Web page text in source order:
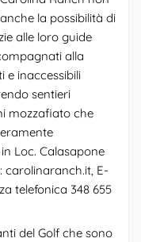
la possibilità di
alle loro guide
alla
e inaccessibili
sentieri
mozzafiato che
Loc. Calasapone
carolinaranch.it , E-
telefonica 348 655
del Golf che sono